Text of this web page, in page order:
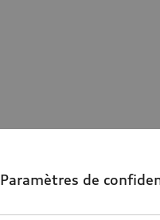
Paramètres de